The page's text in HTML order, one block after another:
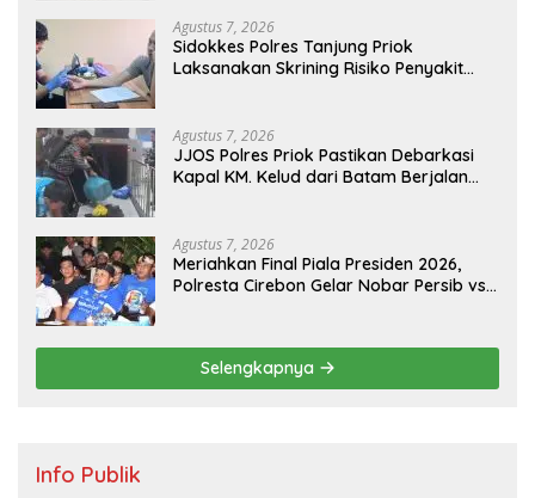
Agustus 7, 2026
Sidokkes Polres Tanjung Priok
Laksanakan Skrining Risiko Penyakit
Agustus 7, 2026
JJOS Polres Priok Pastikan Debarkasi
Kapal KM. Kelud dari Batam Berjalan
Agustus 7, 2026
Meriahkan Final Piala Presiden 2026,
Polresta Cirebon Gelar Nobar Persib vs
Selengkapnya
Info Publik